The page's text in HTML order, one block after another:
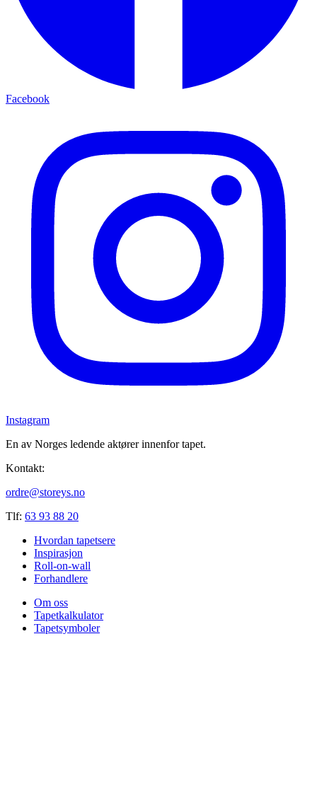
Facebook
Instagram
En av Norges ledende aktører innenfor tapet.
Kontakt:
ordre@storeys.no
Tlf: 63 93 88 20
Hvordan tapetsere
Inspirasjon
Roll-on-wall
Forhandlere
Om oss
Tapetkalkulator
Tapetsymboler